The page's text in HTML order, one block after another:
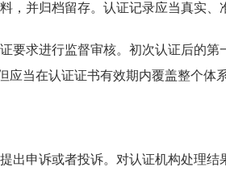
并归档留存。认证记录应当真实、
求进行监督审核。初次认证后的
当在认证证书有效期内覆盖整个体
申诉或者投诉。对认证机构处理